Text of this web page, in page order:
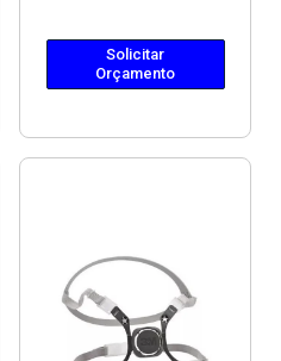
Solicitar
Orçamento